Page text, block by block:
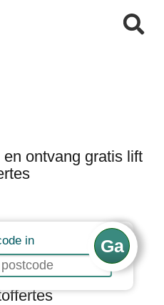
ontvang gratis lift
in